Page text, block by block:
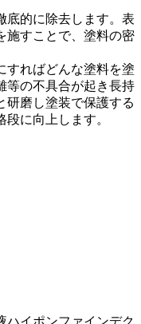
底的に除去します。表
施すことで、塗料の密
すればどんな塗料を塗
等の不具合が起き長持
研磨し塗装で保護する
に向上します。
ハイポンファインデク